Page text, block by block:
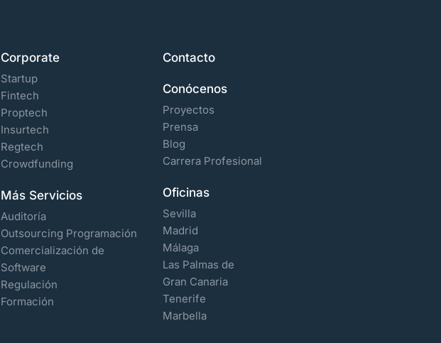
Corporate
Startup
Fintech
Proptech
Insurtech
Regtech
Crowdfunding
Más Servicios
Auditoría
Outsourcing Programación
Comercialización de
Software
Regulación
Formación
Contacto
Conócenos
Proyectos
Prensa
Blog
Carrera Profesional
Oficinas
Sevilla
Madrid
Málaga
Las Palmas de
Gran Canaria
Tenerife
Marbella